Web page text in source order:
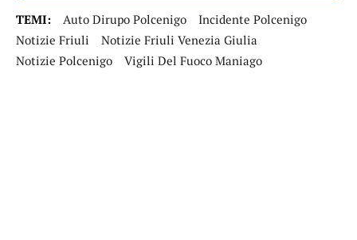
TEMI: Auto Dirupo Polcenigo
Incidente Polcenigo
Notizie Friuli
Notizie Friuli Venezia Giulia
Notizie Polcenigo
Vigili Del Fuoco Maniago